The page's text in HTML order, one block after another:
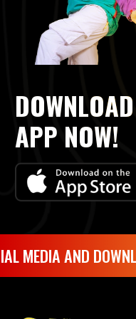
APP NOW!
MEDIA AND